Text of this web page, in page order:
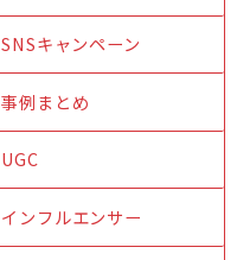
SNSキャンペーン
事例まとめ
UGC
インフルエンサー